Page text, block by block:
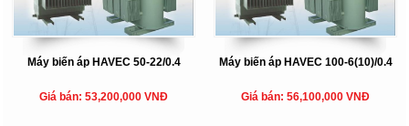
Máy biến áp HAVEC 50-22/0.4
Giá bán: 53,200,000 VNĐ
Máy biến áp HAVEC 100-6(10)/0.4
Giá bán: 56,100,000 VNĐ